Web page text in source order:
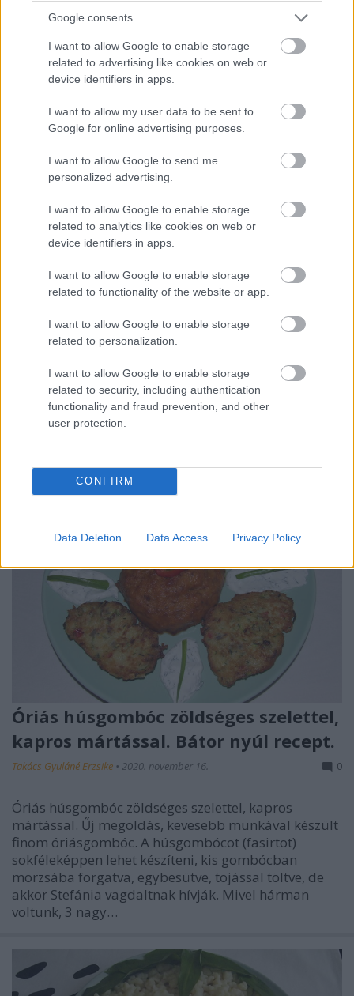
Google consents
I want to allow Google to enable storage
related to advertising like cookies on web or
device identifiers in apps.
I want to allow my user data to be sent to
Google for online advertising purposes.
I want to allow Google to send me
personalized advertising.
I want to allow Google to enable storage
related to analytics like cookies on web or
device identifiers in apps.
I want to allow Google to enable storage
related to functionality of the website or app.
I want to allow Google to enable storage
related to personalization.
I want to allow Google to enable storage
related to security, including authentication
functionality and fraud prevention, and other
user protection.
CONFIRM
Data Deletion Data Access Privacy Policy
Oldalas egészben sütve, vele készült
zöldségekkel.
Takács Gyuláné Erzsike•2023. március 13.
Nagyon szép oldalast vásároltam, így azonnal
hús volt. Gyönyörűen lehetett szeletelni. Hozzávalók
4 személyre: 1 kg sertésoldalas egyben,
fűszerkeverék amit magam állítottam össze: só, őrölt
tarka bors, 1 mokkáskanál majoránna, fél-fél…
Óriás húsgombóc zöldséges szelettel,
kapros mártással. Bátor nyúl recept.
Takács Gyuláné Erzsike • 2020. november 16. 0
Óriás húsgombóc zöldséges szelettel, kapros
mártással. Űj megoldás, kevesebb munkával készült
finom óriásgombóc. A húsgombócot (fasirtot)
sokféleképpen lehet készíteni, kis gombócban
morzsába forgatva, egybesütve, tojással töltve, de
akkor Stefánia vagdaltnak hívják. Mivel hárman
voltunk, 3 nagy…